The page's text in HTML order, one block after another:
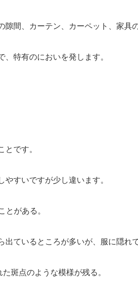
間、カーテン、カーペット、家具
特有のにおいを発します。
です。
すいですが少し違います。
がある。
ているところが多いが、服に隠れ
斑点のような模様が残る。